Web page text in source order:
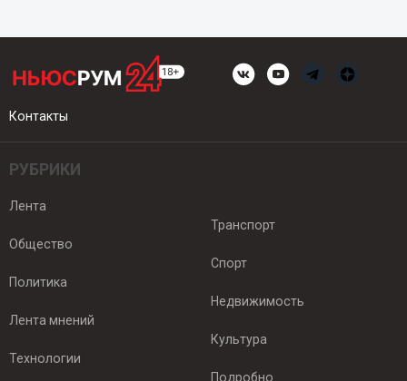
Контакты
РУБРИКИ
Лента
Общество
Политика
Лента мнений
Технологии
Транспорт
Спорт
Недвижимость
Культура
Подробно